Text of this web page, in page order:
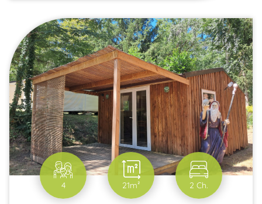
4 21m² 2 Ch.